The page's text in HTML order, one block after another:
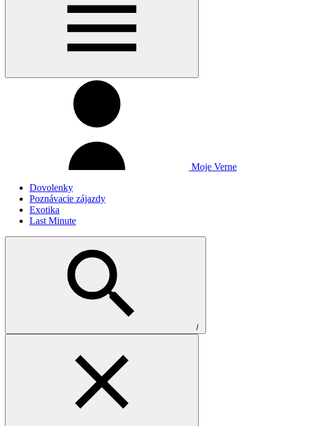
Moje Verne
Dovolenky
Poznávacie zájazdy
Exotika
Last Minute
/